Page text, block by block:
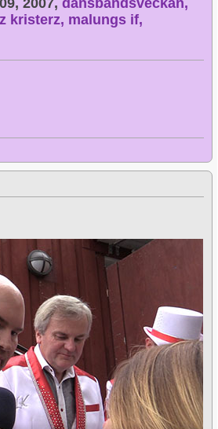
2007, dansbandsveckan,
kristerz, malungs if,